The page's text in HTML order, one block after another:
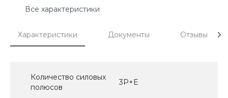
Все характеристики
Характеристики Документы Отзывы
Количество силовых
полюсов
3P+E